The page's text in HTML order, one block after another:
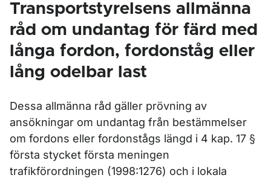
Transportstyrelsens allmänna
råd om undantag för färd med
långa fordon, fordonståg eller
lång odelbar last
Dessa allmänna råd gäller prövning av
ansökningar om undantag från bestämmelser
om fordons eller fordonstågs längd i 4 kap. 17 §
första stycket första meningen
trafikförordningen (1998:1276) och i lokala